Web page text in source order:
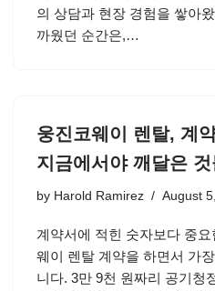
의 상담과 현장 경험을 쌓아
까웠던 순간은,…
웅진코웨이 렌탈, 계
지금에서야 깨달은 것
by Harold Ramirez August
계약서에 적힌 숫자보다 중
웨이 렌탈 계약을 하면서 가
니다. 3만 9천 원짜리 공기청